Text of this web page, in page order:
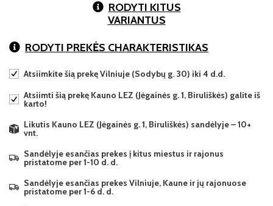
RODYTI KITUS
VARIANTUS
RODYTI PREKĖS CHARAKTERISTIKAS
Atsiimkite šią prekę Vilniuje (Sodybų g. 30) iki 4 d.d.
Atsiimti šią prekę Kauno LEZ (Jėgainės g. 1, Biruliškės) galite iš
karto!
Likutis Kauno LEZ (Jėgainės g. 1, Biruliškės) sandėlyje – 10+
vnt.
Sandėlyje esančias prekes į kitus miestus ir rajonus
pristatome per 1-10 d. d.
Sandėlyje esančias prekes Vilniuje, Kaune ir jų rajonuose
pristatome per 1-6 d. d.